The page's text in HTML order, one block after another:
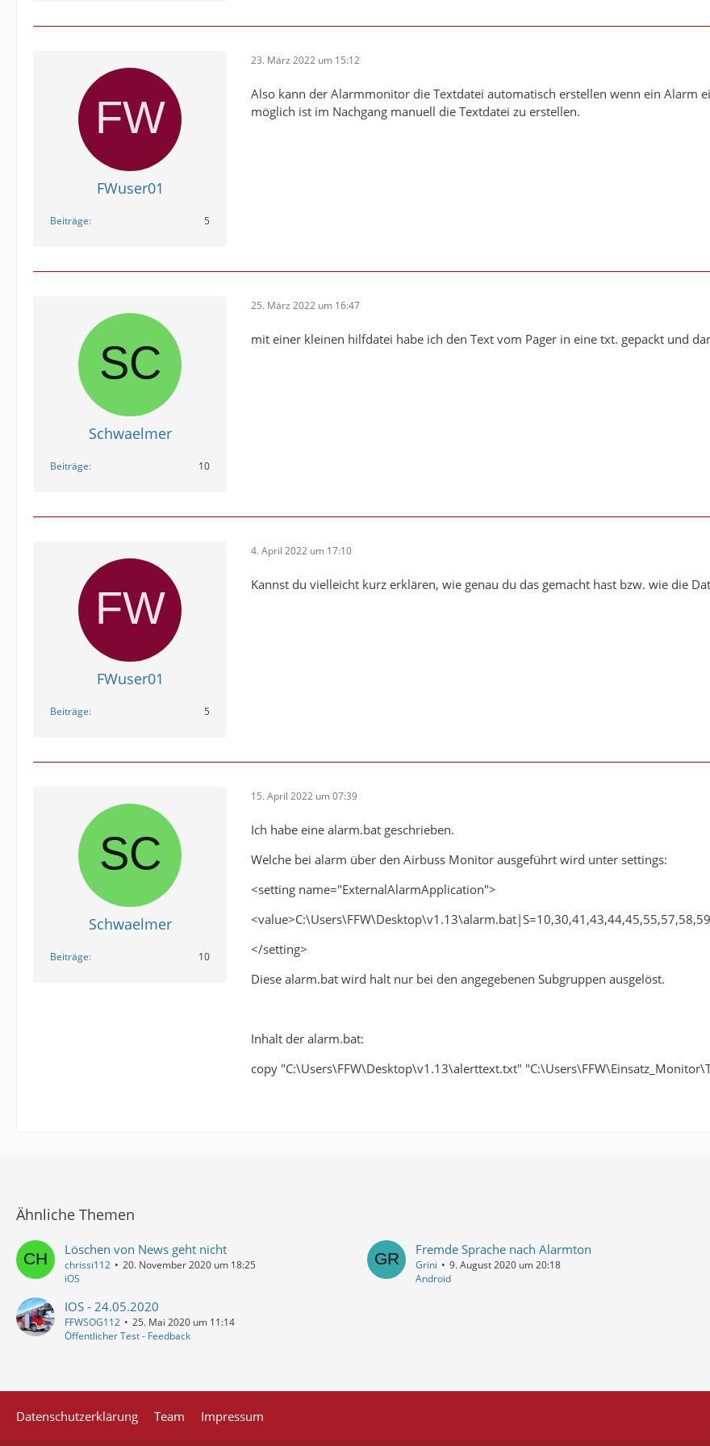
FWuser01
Beiträge 5
23. März 2022 um 15:12
Also kann der Alarmmonitor die Textdatei automatisch erstellen wenn ein Alarm
möglich ist im Nachgang manuell die Textdatei zu erstellen.
Schwaelmer
Beiträge 10
25. März 2022 um 16:47
mit einer kleinen hilfdatei habe ich den Text vom Pager in eine txt. gepackt und
FWuser01
Beiträge 5
4. April 2022 um 17:10
Kannst du vielleicht kurz erklären, wie genau du das gemacht hast bzw. wie die
Schwaelmer
Beiträge 10
15. April 2022 um 07:39
Ich habe eine alarm.bat geschrieben.
Welche bei alarm über den Airbuss Monitor ausgeführt wird unter settings:
<setting name="ExternalAlarmApplication">
</setting>
Diese alarm.bat wird halt nur bei den angegebenen Subgruppen ausgelöst.
Inhalt der alarm.bat:
copy "C:\Users\FFW\Desktop\v1.13\alerttext.txt"
Ähnliche Themen
Löschen von News geht nicht
chrissi112
20. November 2020 um 18:25
iOS
Fremde Sprache nach Alarmton
Grini
9. August 2020 um 20:18
Android
IOS - 24.05.2020
FFWSOG112
25. Mai 2020 um 11:14
Öffentlicher Test - Feedback
Datenschutzerklärung Team Impressum